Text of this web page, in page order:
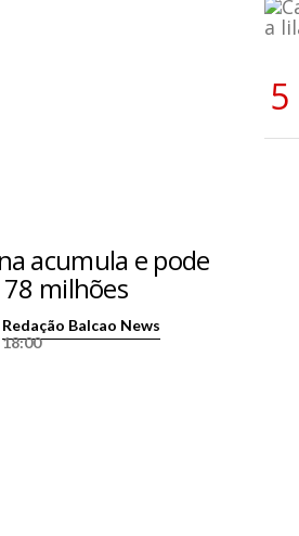
acumula e pode
78 milhões
Redação Balcao News